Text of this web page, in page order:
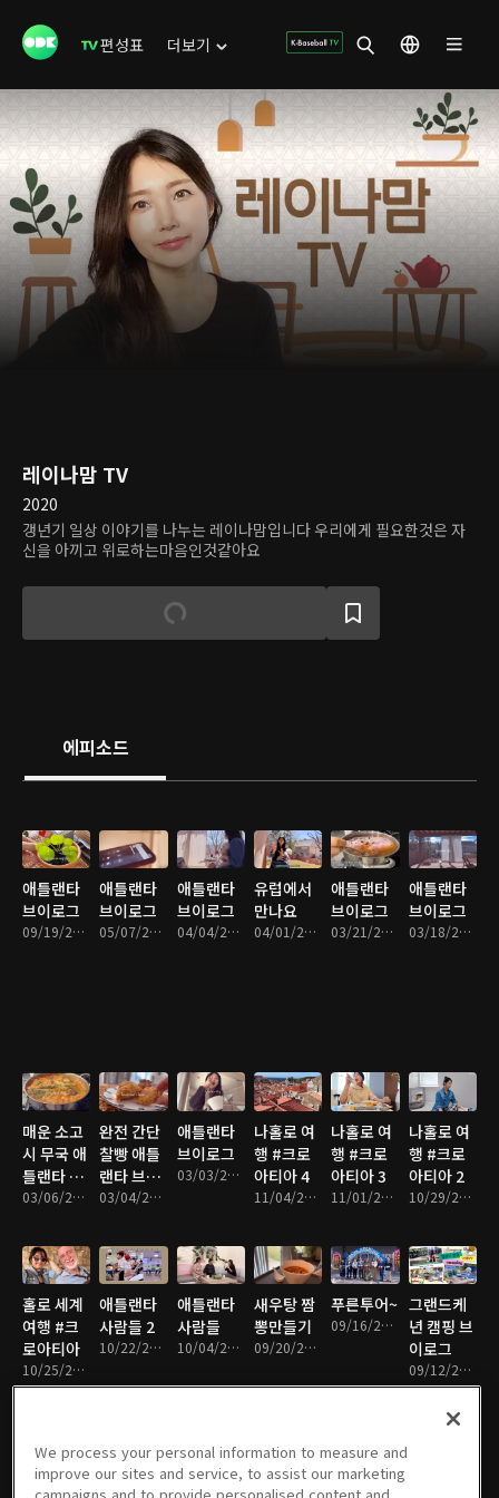
편성표 더보기
레이나맘 TV
2020
갱년기 일상 이야기를 나누는 레이나맘입니다 우리에게 필요한것은 자
신을 아끼고 위로하는마음인것같아요
에피소드
애틀랜타
브이로그
09/19/2025 • 16분
애틀랜타
브이로그
05/07/2025 • 11분
애틀랜타
브이로그
04/04/2025 • 15분
유럽에서
만나요
04/01/2025 • 3분
애틀랜타
브이로그
03/21/2025 • 13분
애틀랜타
브이로그
03/18/2025 • 20분
매운 소고
시 무국 애
틀랜타 브
이로그 03/06/2025 • 16분
완전 간단
찰빵 애틀
랜타 브이
로그
03/04/2025 • 9분
애틀랜타
브이로그
03/03/2025 • 27분
나홀로 여
행 #크로
아티아 4
11/04/2024 • 23분
나홀로 여
행 #크로
아티아 3
11/01/2024 • 22분
나홀로 여
행 #크로
아티아 2
10/29/2024 • 13분
홀로 세계
여행 #크
로아티아
10/25/2024 • 5분
애틀랜타
사람들 2
10/22/2024 • 25분
애틀랜타
사람들
10/04/2024 • 25분
새우탕 짬
뽕만들기
09/20/2024 • 11분
푸른투어~
09/16/2024 • 15분
그랜드케
년 캠핑 브
이로그
09/12/2024 • 40분
애틀랜타
애틀랜타
레이나맘
슬기로운
실버타운
We process your personal information to measure and
improve our sites and service, to assist our marketing